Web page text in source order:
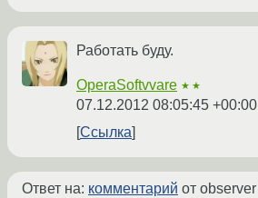
Работать буду.
OperaSoftvvare ★★
07.12.2012 08:05:45 +00:00
Ссылка
Ответ на: комментарий от observer